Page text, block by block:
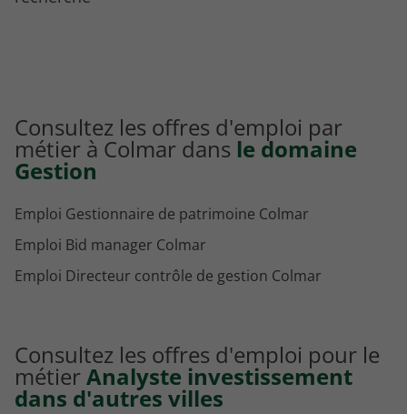
Consultez les offres d'emploi par
métier à Colmar dans le domaine
Gestion
Emploi Gestionnaire de patrimoine Colmar
Emploi Bid manager Colmar
Emploi Directeur contrôle de gestion Colmar
Consultez les offres d'emploi pour le
métierAnalyste investissement
dans d'autres villes